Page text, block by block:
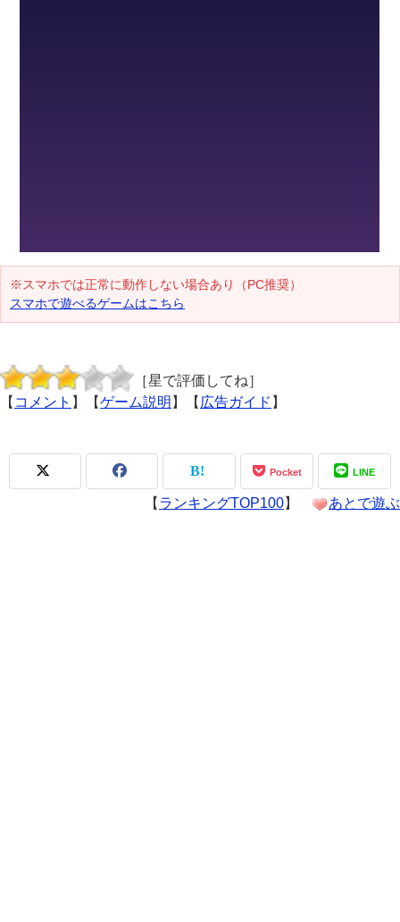
※スマホでは正常に動作しない場合あり（PC推奨）
スマホで遊べるゲームはこちら
［星で評価してね］
【 コメント 】【ゲーム説明 】【 広告ガイド 】
Pocket LINE
【 ランキングTOP100】 あとで遊ぶ